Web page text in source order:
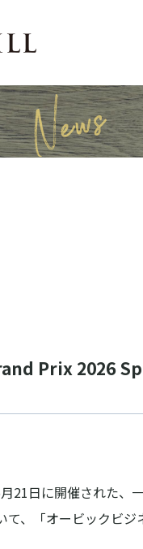
Prix 2026
21日に開催された
、「オービックビジ